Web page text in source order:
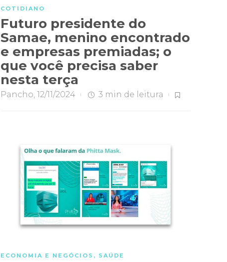
COTIDIANO
Futuro presidente do
Samae, menino encontrado
e empresas premiadas; o
que você precisa saber
nesta terça
Pancho, 12/11/2024 3 min de leitura
ECONOMIA E NEGÓCIOS , SAÚDE